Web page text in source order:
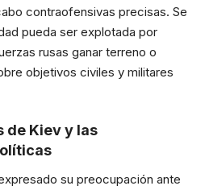
contraofensivas precisas. Se
pueda ser explotada por
rusas ganar terreno o
objetivos civiles y militares
de Kiev y las
su preocupación ante